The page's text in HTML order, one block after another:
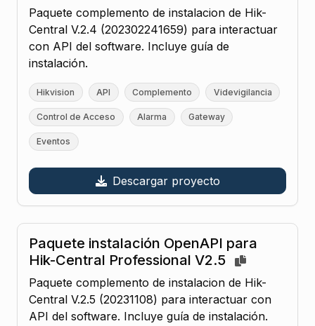
Paquete complemento de instalacion de Hik-
Central V.2.4 (202302241659) para interactuar
con API del software. Incluye guía de
instalación.
Hikvision API Complemento Videvigilancia
Control de Acceso Alarma Gateway
Eventos
Descargar proyecto
Paquete instalación OpenAPI para
Hik-Central Professional V2.5
Paquete complemento de instalacion de Hik-
Central V.2.5 (20231108) para interactuar con
API del software. Incluye guía de instalación.